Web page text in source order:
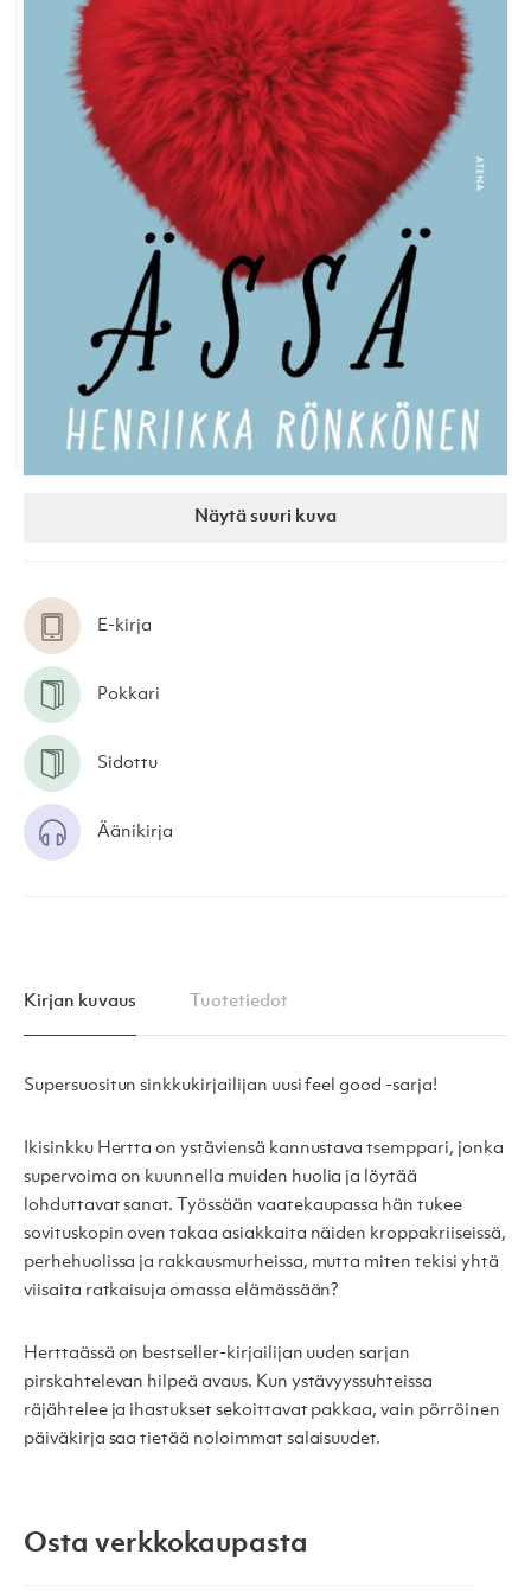
Näytä suuri kuva
E-kirja
Pokkari
Sidottu
Äänikirja
Kirjan kuvaus Tuotetiedot
Supersuositun sinkkukirjailijan uusi feel good -sarja!
Ikisinkku Hertta on ystäviensä kannustava tsemppari, jonka
supervoima on kuunnella muiden huolia ja löytää
lohduttavat sanat. Työssään vaatekaupassa hän tukee
sovituskopin oven takaa asiakkaita näiden kroppakriiseissä,
perhehuolissa ja rakkausmurheissa, mutta miten tekisi yhtä
viisaita ratkaisuja omassa elämässään?
Herttaässä on bestseller-kirjailijan uuden sarjan
pirskahtelevan hilpeä avaus. Kun ystävyyssuhteissa
räjähtelee ja ihastukset sekoittavat pakkaa, vain pörröinen
päiväkirja saa tietää noloimmat salaisuudet.
Osta verkkokaupasta